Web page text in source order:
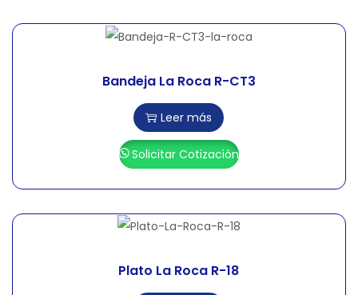
Bandeja La Roca R-CT3
Leer más
Solicitar Cotización
Plato La Roca R-18